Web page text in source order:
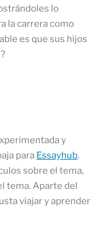
lo
la carrera como
es que sus hijos
y
para Essayhub.
sobre el tema,
tema. Aparte del
viajar y aprender